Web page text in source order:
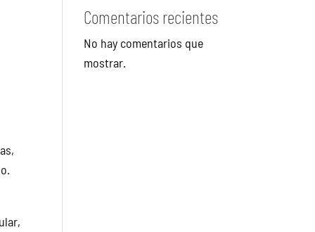
Comentarios recientes
No hay comentarios que
mostrar.